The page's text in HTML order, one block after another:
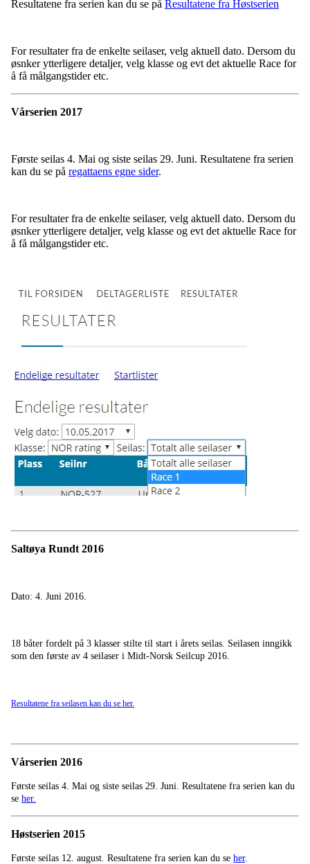
Resultatene fra serien kan du se på Resultatene fra Høstserien
For resultater fra de enkelte seilaser, velg aktuell dato. Dersom du
øsnker ytterligere detaljer, velg klasse og evt det aktuelle Race for
å få målgangstider etc.
Vårserien 2017
Første seilas 4. Mai og siste seilas 29. Juni. Resultatene fra serien
kan du se på regattaens egne sider.
For resultater fra de enkelte seilaser, velg aktuell dato. Dersom du
øsnker ytterligere detaljer, velg klasse og evt det aktuelle Race for
å få målgangstider etc.
Saltøya Rundt 2016
Dato: 4. Juni 2016.
18 båter fordelt på 3 klasser stilte til start i årets seilas. Seilasen inngikk
som den første av 4 seilaser i Midt-Norsk Seilcup 2016.
Resultatene fra seilasen kan du se her.
Vårserien 2016
Første seilas 4. Mai og siste seilas 29. Juni. Resultatene fra serien kan du
se her.
Høstserien 2015
Første seilas 12. august. Resultatene fra serien kan du se her.